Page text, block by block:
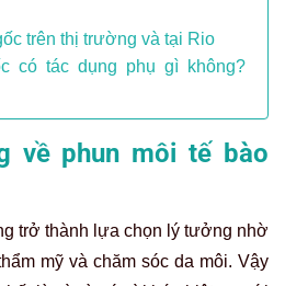
trên thị trường và tại Rio
có tác dụng phụ gì không?
về phun môi tế bào
trở thành lựa chọn lý tưởng nhờ
mỹ và chăm sóc da môi. Vậy